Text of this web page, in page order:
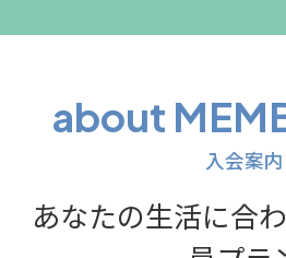
about
入会案内
あなたの生活に合